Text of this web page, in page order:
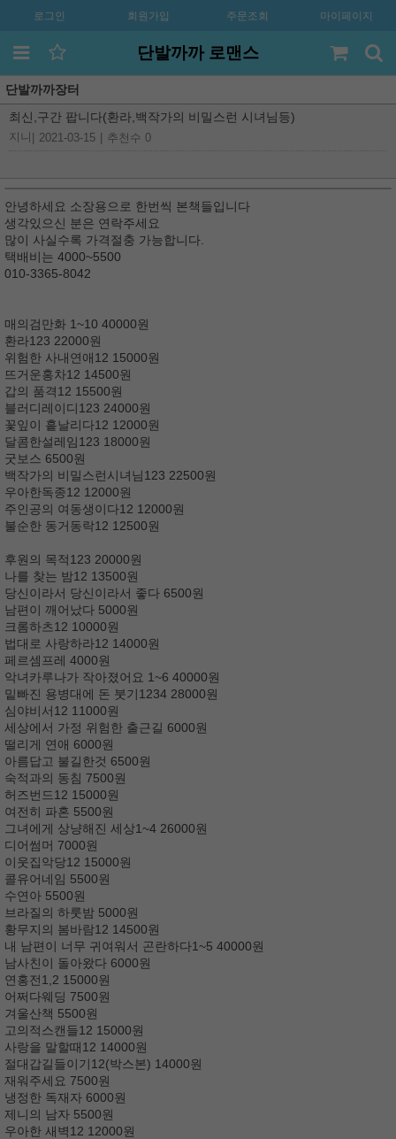
로그인 회원가입 주문조회 마이페이지
단발까까 로맨스
단발까까장터
최신,구간 팝니다(환라,백작가의 비밀스런 시녀님등)
지니 2021-03-15 추천수 0
안녕하세요 소장용으로 한번씩 본책들입니다
생각있으신 분은 연락주세요
많이 사실수록 가격절충 가능합니다.
택배비는 4000~5500
010-3365-8042
매의검만화 1~10 40000원
환라123 22000원
위험한 사내연애12 15000원
뜨거운홍차12 14500원
갑의 품격12 15500원
블러디레이디123 24000원
꽃잎이 흩날리다12 12000원
달콤한설레임123 18000원
굿보스 6500원
백작가의 비밀스런시녀님123 22500원
우아한독종12 12000원
주인공의 여동생이다12 12000원
불순한 동거동락12 12500원
후원의 목적123 20000원
나를 찾는 밤12 13500원
당신이라서 당신이라서 좋다 6500원
남편이 깨어났다 5000원
크롬하츠12 10000원
법대로 사랑하라12 14000원
페르셈프레 4000원
악녀카루나가 작아졌어요 1~6 40000원
밑빠진 용병대에 돈 붓기1234 28000원
심야비서12 11000원
세상에서 가정 위험한 출근길 6000원
떨리게 연애 6000원
아름답고 불길한것 6500원
숙적과의 동침 7500원
허즈번드12 15000원
여전히 파혼 5500원
그녀에게 상냥해진 세상1~4 26000원
디어썸머 7000원
이웃집악당12 15000원
콜유어네임 5500원
수연아 5500원
브라질의 하룻밤 5000원
황무지의 봄바람12 14500원
내 남편이 너무 귀여워서 곤란하다1~5 40000원
남사친이 돌아왔다 6000원
연홍전1,2 15000원
어쩌다웨딩 7500원
겨울산책 5500원
고의적스캔들12 15000원
사랑을 말할때12 14000원
절대갑길들이기12(박스본) 14000원
재워주세요 7500원
냉정한 독재자 6000원
제니의 남자 5500원
우아한 새벽12 12000원